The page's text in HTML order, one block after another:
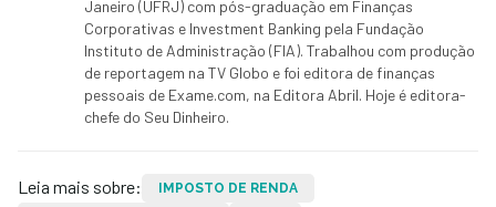
Janeiro (UFRJ) com pós-graduação em Finanças
Corporativas e Investment Banking pela Fundação
Instituto de Administração (FIA). Trabalhou com produção
de reportagem na TV Globo e foi editora de finanças
pessoais de Exame.com, na Editora Abril. Hoje é editora-
chefe do Seu Dinheiro.
Leia mais sobre:
IMPOSTO DE RENDA